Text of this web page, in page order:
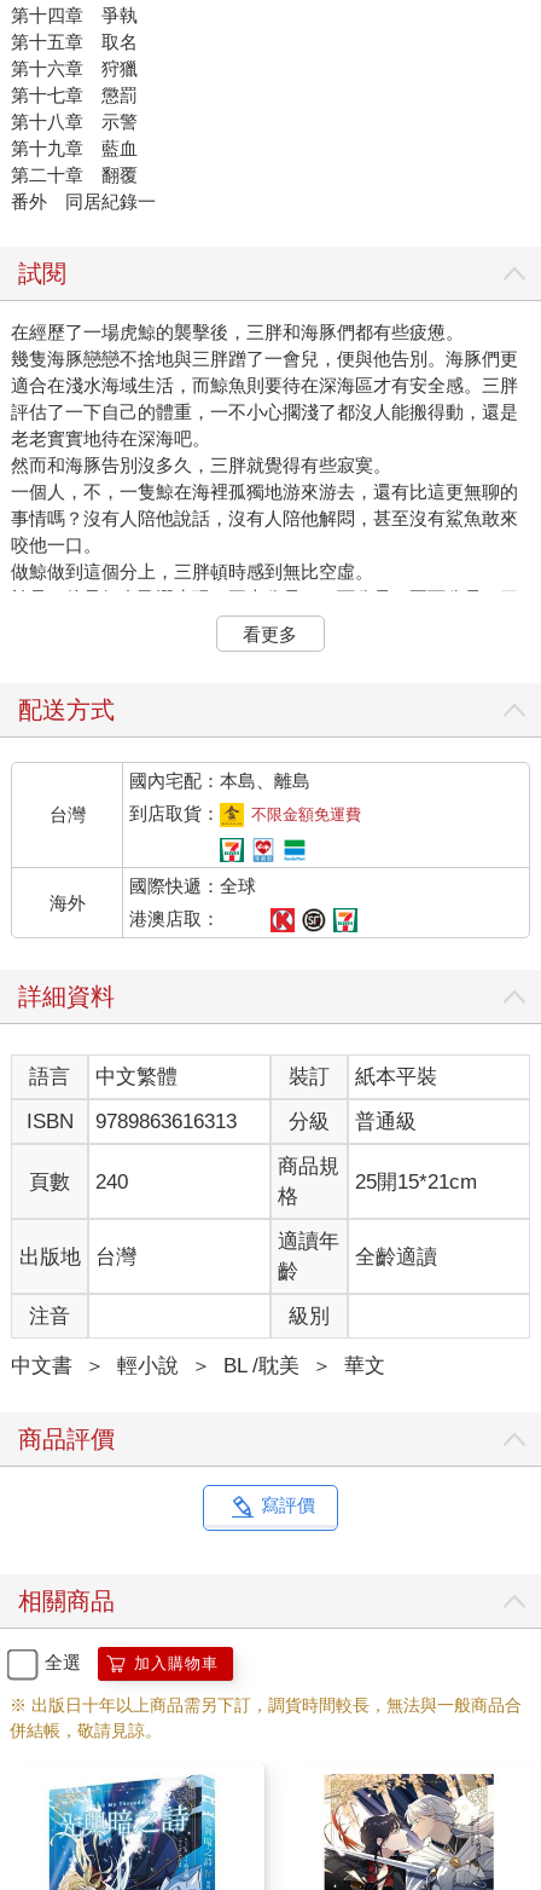
第十四章 爭執
第十五章 取名
第十六章 狩獵
第十七章 懲罰
第十八章 示警
第十九章 藍血
第二十章 翻覆
番外 同居紀錄一
試閱
在經歷了一場虎鯨的襲擊後，三胖和海豚們都有些疲憊。
幾隻海豚戀戀不捨地與三胖蹭了一會兒，便與他告別。海豚們更
適合在淺水海域生活，而鯨魚則要待在深海區才有安全感。三胖
評估了一下自己的體重，一不小心擱淺了都沒人能搬得動，還是
老老實實地待在深海吧。
然而和海豚告別沒多久，三胖就覺得有些寂寞。
一個人，不，一隻鯨在海裡孤獨地游來游去，還有比這更無聊的
事情嗎？沒有人陪他說話，沒有人陪他解悶，甚至沒有鯊魚敢來
咬他一口。
做鯨做到這個分上，三胖頓時感到無比空虛。
於是，他只好自己潛水玩。五十公尺，一百公尺，兩百公尺，三
胖不斷深潛，想試試自己現在究竟能潛到多深。
聽說在鯨魚中，抹香鯨最深可以潛到兩千多公尺的深海，並停留
三胖不求能抵達兩千公尺的深海，他就想試試自己能不能潛到一
話說回來，南極有珊瑚礁嗎？
又一次下潛，三胖看到了一個從未見過的世界。
在此之前，作為人類的三胖一直以為海底是黑暗的。即使在接近
海面的區域能看見陽光，但百米以下的海域總該是昏暗渾濁的
吧。然而事實證明，他錯得離譜。
這個世界上，不是只有太陽會散發光芒。在海底，也有許多你從
未想到過的色彩。
南極的海，四處可見漂浮的冰層。這些冰山暴露在海面上的只是
在潛游海底的三胖眼中，那些浮在海面的冰山像一個個透明燈罩
般，將陽光用一層白紗遮住，影影綽綽地投射到海中。
每一層海水的顏色都不一樣，接近海面，它的藍帶著絲絲微光，
如點綴著寶石一般；到了幾十公尺下的淺海，就變成了如同夢境
的寶藍色彩。越往深處顏色越暗，就像美豔女子戴著面紗不讓你
看透她。最深處的海域已是一片漆黑，似噬人深淵，令人又懼又
三胖不敢潛得太深，他扭過頭準備上浮換氣，卻一眼望見一塊巨
那是比他身軀還要大上許多倍的藍寶石，在海水波紋的晃動下，
散發著夢幻的銀色光芒，令人心神恍惚。
三胖看呆了，過了許久他才意識到那根本不是什麼寶石，而是一
塊巨大的浮冰。海面上的陽光穿透浮冰映射到水中，多層次的反
射角度讓這些光芒看起來耀耀閃動、熠熠生輝。
遠遠望去，就像一顆閃著銀光的瑰麗寶石。
的！三胖興奮地游了過去，想要用身體蹭一蹭這鬼斧神工的自然
造物。然而還沒等他游近，腦袋就撞到了冰面。
三胖可憐的短鰭肢根本摸不到腦袋，只能原地搖搖晃晃甩脫暈
一頭撞了個頭暈目眩。
而比他更驚訝的，是冰塊上掉下來一隻企鵝。
這隻頂著將軍肚的小傢伙根本想不通，自己只是好好地躺在冰面
上曬太陽，怎麼會無緣無故地墜到海裡來。而且海裡還有一隻可
怕的大怪物在盯著牠，真是嚇死企鵝了！
可憐的企鵝蹬了蹬腿，飛快地從三胖身邊游開，連曬太陽的浮冰
被三胖撞沉了都沒有回頭看一眼。
三胖看著那隻見鬼一樣游遠的企鵝。奇怪，他明明沒有靠近大
陸，怎麼會有企鵝？。
心存疑惑的鯨魚浮出水面一看，一片綿延看不到盡頭的冰山出現
在他面前。或許不能稱之為冰山，說是南極大陸延伸出來的一部
看更多
配送方式
台灣
國內宅配：本島、離島
到店取貨：
不限金額免運費
海外
國際快遞：全球
港澳店取：
詳細資料
語言 中文繁體 裝訂
紙本平裝
ISBN
9789863616313 分級 普通級
頁數 240
商品規
格
25開15*21cm
出版地 台灣
適讀年
齡
全齡適讀
注音 級別
中文書 ＞ 輕小說 ＞ BL /耽美 ＞ 華文
商品評價
寫評價
相關商品
全選 加入購物車
※ 出版日十年以上商品需另下訂，調貨時間較長，無法與一般商品合
併結帳，敬請見諒。